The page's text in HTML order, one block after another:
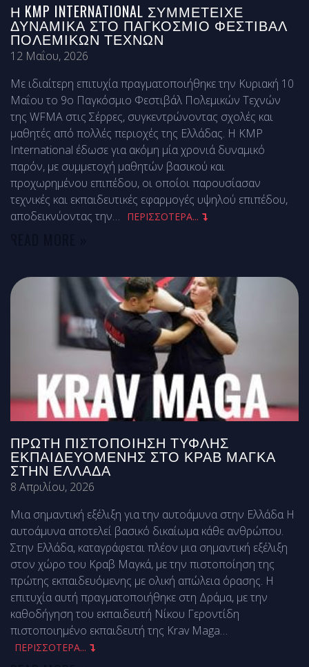
Η KMP INTERNATIONAL ΣΥΜΜΕΤΕΊΧΕ
ΔΥΝΑΜΙΚΆ ΣΤΟ ΠΑΓΚΌΣΜΙΟ ΦΕΣΤΙΒΆΛ
ΠΟΛΕΜΙΚΏΝ ΤΕΧΝΏΝ
12 Μαΐου, 2026
Με ιδιαίτερη επιτυχία πραγματοποιήθηκε την Κυριακή 10
Μαΐου το 9ο Παγκόσμιο Φεστιβάλ Πολεμικών Τεχνών
της WFMA στις Σέρρες, συγκεντρώνοντας σχολές και
μαθητές από πολλές περιοχές της Ελλάδας. Η KMP
International έδωσε για ακόμη μία χρονιά δυναμικό
παρόν, με συμμετοχή μαθητών βασικού και
προχωρημένου επιπέδου, οι οποίοι παρουσίασαν
τεχνικές και εκπαιδευτικές εφαρμογές υψηλού επιπέδου,
αποδεικνύοντας την… ΠΕΡΙΣΣΟΤΕΡΑ...
ΠΡΏΤΗ ΠΙΣΤΟΠΟΊΗΣΗ ΤΥΦΛΉΣ
ΕΚΠΑΙΔΕΥΌΜΕΝΗΣ ΣΤΟ ΚΡΑΒ ΜΑΓΚΆ
ΣΤΗΝ ΕΛΛΆΔΑ
8 Απριλίου, 2026
Μια σημαντική εξέλιξη για την αυτοάμυνα στην Ελλάδα Η
αυτοάμυνα αποτελεί βασικό δικαίωμα κάθε ανθρώπου.
Στην Ελλάδα, καταγράφεται πλέον μια σημαντική εξέλιξη
στον χώρο του Κραβ Μαγκά, με την πιστοποίηση της
πρώτης εκπαιδευόμενης με ολική απώλεια όρασης. Η
επιτυχία αυτή πραγματοποιήθηκε στη Δράμα, με την
καθοδήγηση του εκπαιδευτή Νίκου Γεροντίδη
πιστοποιημένο εκπαιδευτή της Krav Maga…
ΠΕΡΙΣΣΟΤΕΡΑ...